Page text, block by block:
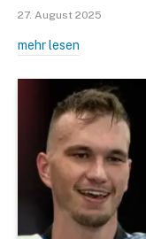
27. August 2025
mehr lesen